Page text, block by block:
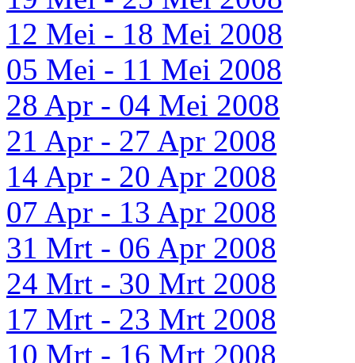
12 Mei - 18 Mei 2008
05 Mei - 11 Mei 2008
28 Apr - 04 Mei 2008
21 Apr - 27 Apr 2008
14 Apr - 20 Apr 2008
07 Apr - 13 Apr 2008
31 Mrt - 06 Apr 2008
24 Mrt - 30 Mrt 2008
17 Mrt - 23 Mrt 2008
10 Mrt - 16 Mrt 2008